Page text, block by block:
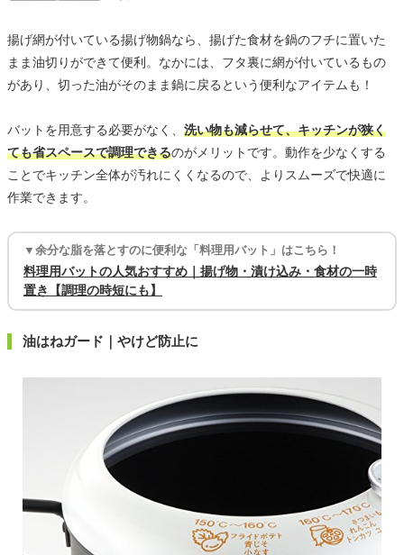
揚げ網が付いている揚げ物鍋なら、揚げた食材を鍋のフチに置いた
まま油切りができて便利。なかには、フタ裏に網が付いているもの
があり、切った油がそのまま鍋に戻るという便利なアイテムも！
バットを用意する必要がなく、 洗い物も減らせて、キッチンが狭く
ても省スペースで調理できるのがメリットです。動作を少なくする
ことでキッチン全体が汚れにくくなるので、よりスムーズで快適に
作業できます。
▼余分な脂を落とすのに便利な「料理用バット」はこちら！
料理用バットの人気おすすめ｜揚げ物・漬け込み・食材の一時
置き【調理の時短にも】
油はねガード｜やけど防止に